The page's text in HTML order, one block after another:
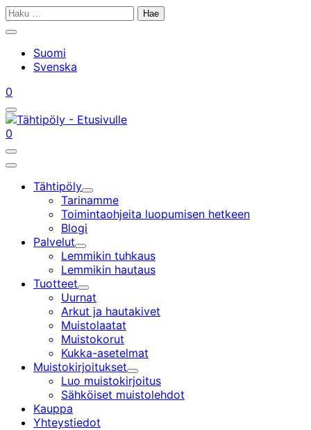
Siirry
Haku:
Sulje
hakupalkkiSuomi
Svenska
Tilini
Ostoskorisi
0
Avaa/sulje
hakupalkki
Tilini
Ostoskorisi
0
Avaa/sulje
hakupalkki
Päävalikko
Tähtipöly
Alavalikko
Tarinamme
Toimintaohjeita luopumisen hetkeen
Blogi
Palvelut
Alavalikko
Lemmikin tuhkaus
Lemmikin hautaus
Tuotteet
Alavalikko
Uurnat
Arkut ja hautakivet
Muistolaatat
Muistokorut
Kukka-asetelmat
Muistokirjoitukset
Alavalikko
Luo muistokirjoitus
Sähköiset muistolehdot
Kauppa
Yhteystiedot